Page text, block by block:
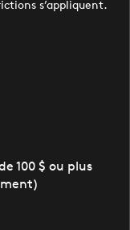
s’appliquent.
100 $ ou plus